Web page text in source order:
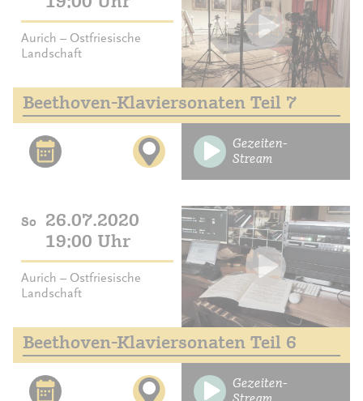
Aurich – Ostfriesische
Landschaft
Beethoven-Klaviersonaten Teil 7
Gezeiten-
Stream
So
26.07.2020
19:00 Uhr
Aurich – Ostfriesische
Landschaft
Beethoven-Klaviersonaten Teil 6
Gezeiten-